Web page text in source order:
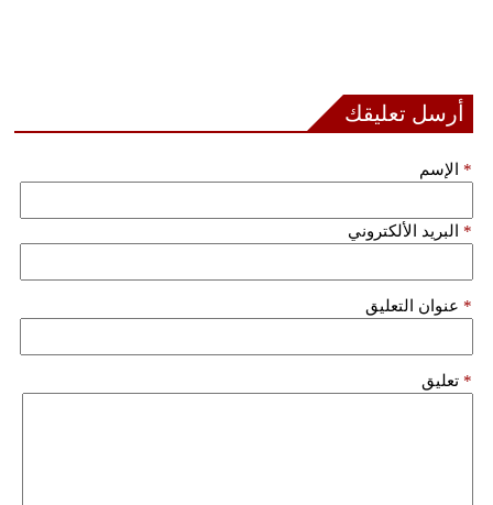
مدوَّنات
أبراج
سيارات
أرسل تعليقك
الإسم *
البريد الألكتروني *
عنوان التعليق *
تعليق *